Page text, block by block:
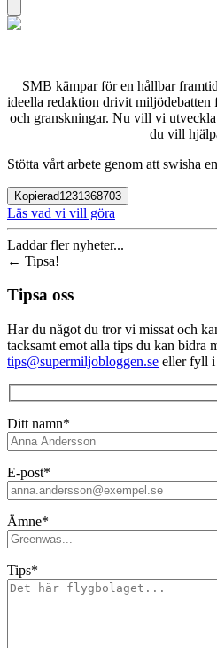
SMB kämpar för en hållbar
ideella redaktion drivit miljödebatten
och granskningar. Nu vill vi
du vill
Stötta vårt arbete genom att swisha
Kopierad1231368703
Läs vad vi vill göra
Laddar fler nyheter...
← Tipsa!
Tipsa oss
Har du något du tror vi missat och
tacksamt emot alla tips du kan bidra
tips@supermiljobloggen.se eller fyll i
Ditt namn*
E-post*
Ämne*
Tips*